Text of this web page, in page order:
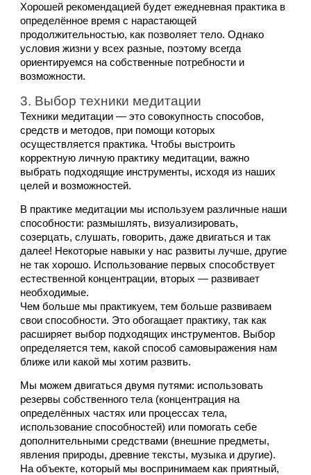
Хорошей рекомендацией будет ежедневная практика в
определённое время с нарастающей
продолжительностью, как позволяет тело. Однако
условия жизни у всех разные, поэтому всегда
ориентируемся на собственные потребности и
возможности.
3. Выбор техники медитации
Техники медитации — это совокупность способов,
средств и методов, при помощи которых
осуществляется практика. Чтобы выстроить
корректную личную практику медитации, важно
выбрать подходящие инструменты, исходя из наших
целей и возможностей.
В практике медитации мы используем различные наши
способности: размышлять, визуализировать,
созерцать, слушать, говорить, даже двигаться и так
далее! Некоторые навыки у нас развиты лучше, другие
не так хорошо. Использование первых способствует
естественной концентрации, вторых — развивает
необходимые.
Чем больше мы практикуем, тем больше развиваем
свои способности. Это обогащает практику, так как
расширяет выбор подходящих инструментов. Выбор
определяется тем, какой способ самовыражения нам
ближе или какой мы хотим развить.
Мы можем двигаться двумя путями: использовать
резервы собственного тела (концентрация на
определённых частях или процессах тела,
использование способностей) или помогать себе
дополнительными средствами (внешние предметы,
явления природы, древние тексты, музыка и другие).
На объекте, который мы воспринимаем как приятный,